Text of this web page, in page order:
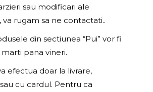
sau modificari ale
va rugam sa ne contactati..
din sectiunea “Pui” vor fi
pana vineri.
efectua doar la livrare,
cu cardul. Pentru ca